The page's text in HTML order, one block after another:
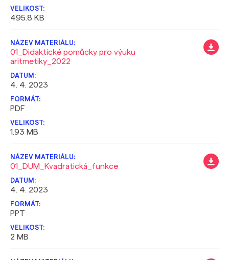
495.8 KB
01_Didaktické pomůcky pro výuku
aritmetiky_2022
4. 4. 2023
PDF
1.93 MB
01_DUM_Kvadratická_funkce
4. 4. 2023
PPT
2 MB